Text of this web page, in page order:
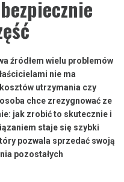
źródłem wielu problemów
nie ma
utrzymania czy
chce zrezygnować ze
jak zrobić to skutecznie i
staje się szybki
pozwala sprzedać swoją
pozostałych